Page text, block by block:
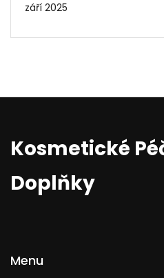
září 2025
Kosmetické
Doplňky
Menu